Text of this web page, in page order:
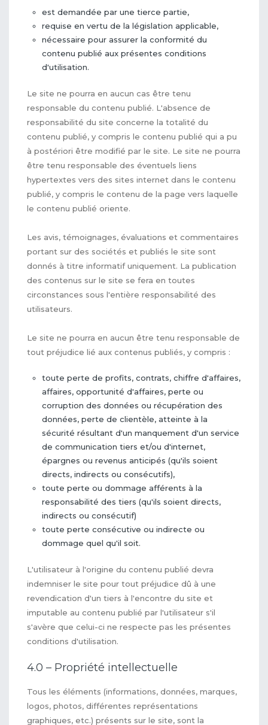
est demandée par une tierce partie,
requise en vertu de la législation applicable,
nécessaire pour assurer la conformité du
contenu publié aux présentes conditions
d'utilisation.
Le site ne pourra en aucun cas être tenu
responsable du contenu publié. L'absence de
responsabilité du site concerne la totalité du
contenu publié, y compris le contenu publié qui a pu
à postériori être modifié par le site. Le site ne pourra
être tenu responsable des éventuels liens
hypertextes vers des sites internet dans le contenu
publié, y compris le contenu de la page vers laquelle
le contenu publié oriente.
Les avis, témoignages, évaluations et commentaires
portant sur des sociétés et publiés le site sont
donnés à titre informatif uniquement. La publication
des contenus sur le site se fera en toutes
circonstances sous l'entière responsabilité des
utilisateurs.
Le site ne pourra en aucun être tenu responsable de
tout préjudice lié aux contenus publiés, y compris :
toute perte de profits, contrats, chiffre d'affaires,
affaires, opportunité d'affaires, perte ou
corruption des données ou récupération des
données, perte de clientèle, atteinte à la
sécurité résultant d'un manquement d'un service
de communication tiers et/ou d'internet,
épargnes ou revenus anticipés (qu'ils soient
directs, indirects ou consécutifs),
toute perte ou dommage afférents à la
responsabilité des tiers (qu'ils soient directs,
indirects ou consécutif)
toute perte consécutive ou indirecte ou
dommage quel qu'il soit.
L'utilisateur à l'origine du contenu publié devra
indemniser le site pour tout préjudice dû à une
revendication d'un tiers à l'encontre du site et
imputable au contenu publié par l'utilisateur s'il
s'avère que celui-ci ne respecte pas les présentes
conditions d'utilisation.
4.0 – Propriété intellectuelle
Tous les éléments (informations, données, marques,
logos, photos, différentes représentations
graphiques, etc.) présents sur le site, sont la